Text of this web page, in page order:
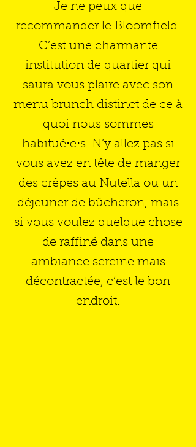
Je ne peux que
recommander le Bloomfield.
C’est une charmante
institution de quartier qui
saura vous plaire avec son
menu brunch distinct de ce à
quoi nous sommes
habitué⋅e⋅s. N’y allez pas si
vous avez en tête de manger
des crêpes au Nutella ou un
déjeuner de bûcheron, mais
si vous voulez quelque chose
de raffiné dans une
ambiance sereine mais
décontractée, c’est le bon
endroit.